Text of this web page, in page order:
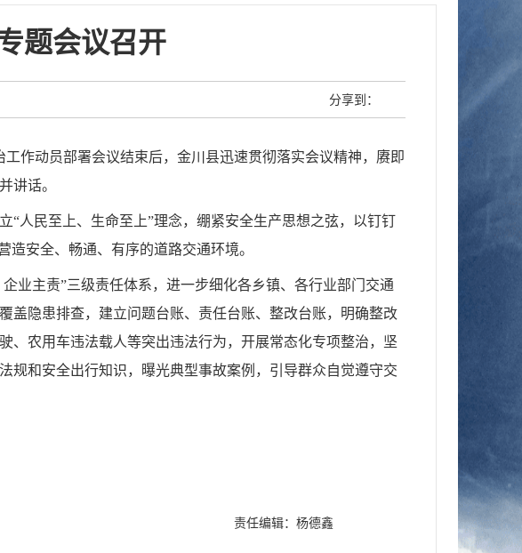
题会议召开
分享到：
作动员部署会议结束后，金川县迅速贯彻落实会议精神，赓即
讲话。
“人民至上、生命至上”理念，绷紧安全生产思想之弦，以钉钉
安全、畅通、有序的道路交通环境。
业主责”三级责任体系，进一步细化各乡镇、各行业部门交通
盖隐患排查，建立问题台账、责任台账、整改台账，明确整改
、农用车违法载人等突出违法行为，开展常态化专项整治，坚
规和安全出行知识，曝光典型事故案例，引导群众自觉遵守交
责任编辑：杨德鑫